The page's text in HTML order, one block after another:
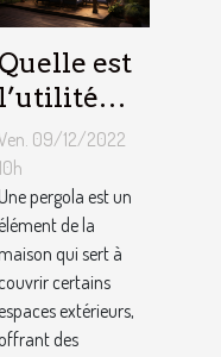
Quelle est
l’utilité
?
09/12/2022
pergola est un
élément de la
qui sert à
couvrir certains
espaces extérieurs,
offrant des